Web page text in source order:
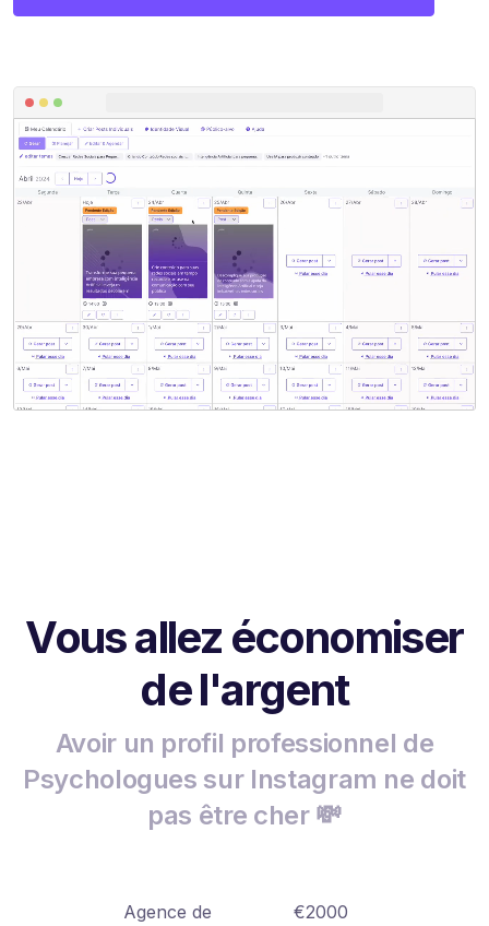
Vous allez économiser
de l'argent
Avoir un profil professionnel de
Psychologues sur Instagram ne doit
pas être cher 💸
Agence de
€2000